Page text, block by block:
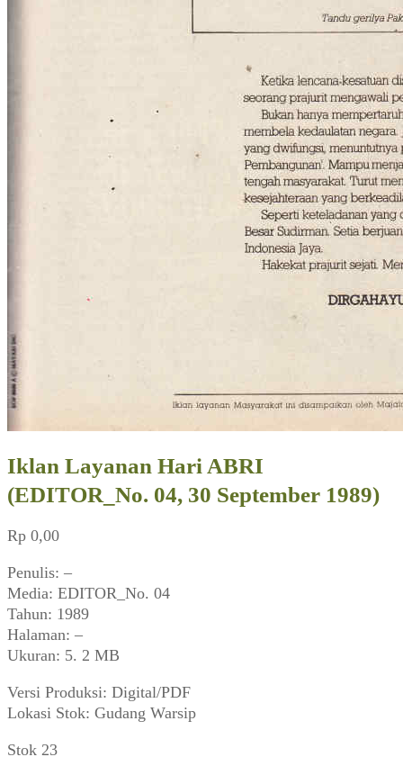
Iklan Layanan Hari ABRI
(EDITOR_No. 04, 30 September 1989)
Rp 0,00
Penulis: –
Media: EDITOR_No. 04
Tahun: 1989
Halaman: –
Ukuran: 5. 2 MB
Versi Produksi: Digital/PDF
Lokasi Stok: Gudang Warsip
Stok 23